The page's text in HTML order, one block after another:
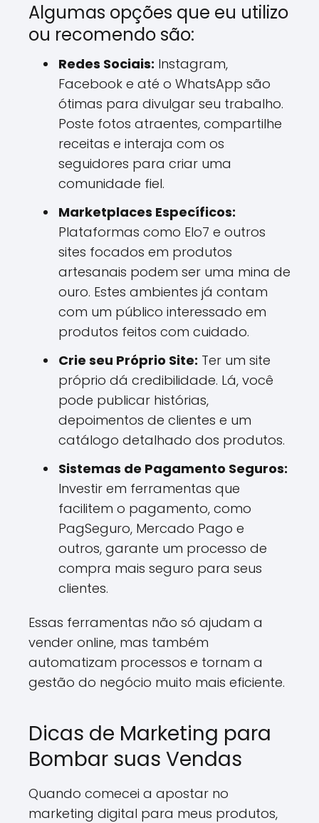
Algumas opções que eu utilizo
ou recomendo são:
Redes Sociais: Instagram,
Facebook e até o WhatsApp são
ótimas para divulgar seu trabalho.
Poste fotos atraentes, compartilhe
receitas e interaja com os
seguidores para criar uma
comunidade fiel.
Marketplaces Específicos:
Plataformas como Elo7 e outros
sites focados em produtos
artesanais podem ser uma mina de
ouro. Estes ambientes já contam
com um público interessado em
produtos feitos com cuidado.
Crie seu Próprio Site: Ter um site
próprio dá credibilidade. Lá, você
pode publicar histórias,
depoimentos de clientes e um
catálogo detalhado dos produtos.
Sistemas de Pagamento Seguros:
Investir em ferramentas que
facilitem o pagamento, como
PagSeguro, Mercado Pago e
outros, garante um processo de
compra mais seguro para seus
clientes.
Essas ferramentas não só ajudam a
vender online, mas também
automatizam processos e tornam a
gestão do negócio muito mais eficiente.
Dicas de Marketing para
Bombar suas Vendas
Quando comecei a apostar no
marketing digital para meus produtos,